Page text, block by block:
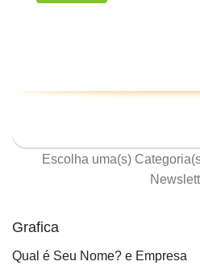
Escolha uma(s)
Grafica
Qual é Seu Nome? e Empresa